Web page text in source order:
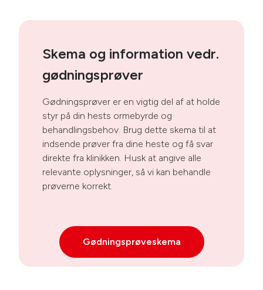
Skema og information vedr.
gødningsprøver
Gødningsprøver er en vigtig del af at holde
styr på din hests ormebyrde og
behandlingsbehov. Brug dette skema til at
indsende prøver fra dine heste og få svar
direkte fra klinikken. Husk at angive alle
relevante oplysninger, så vi kan behandle
prøverne korrekt.
Gødningsprøveskema